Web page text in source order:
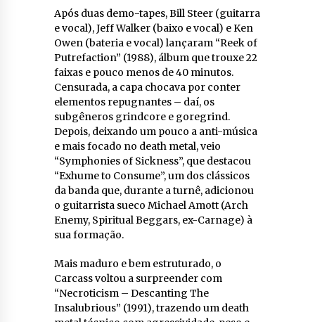
Após duas demo-tapes, Bill Steer (guitarra
e vocal), Jeff Walker (baixo e vocal) e Ken
Owen (bateria e vocal) lançaram “Reek of
Putrefaction” (1988), álbum que trouxe 22
faixas e pouco menos de 40 minutos.
Censurada, a capa chocava por conter
elementos repugnantes – daí, os
subgêneros grindcore e goregrind.
Depois, deixando um pouco a anti-música
e mais focado no death metal, veio
“Symphonies of Sickness”, que destacou
“Exhume to Consume”, um dos clássicos
da banda que, durante a turnê, adicionou
o guitarrista sueco Michael Amott (Arch
Enemy, Spiritual Beggars, ex-Carnage) à
sua formação.
Mais maduro e bem estruturado, o
Carcass voltou a surpreender com
“Necroticism – Descanting The
Insalubrious” (1991), trazendo um death